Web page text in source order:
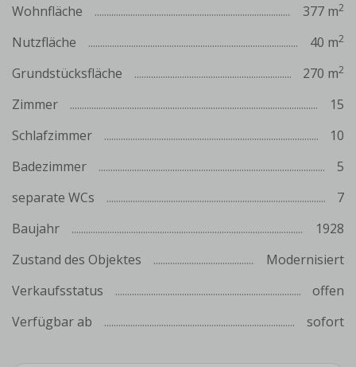
Wohnfläche
377 m2
Nutzfläche 40 m2
Grundstücksfläche 270 m2
Zimmer
15
Schlafzimmer
10
Badezimmer
5
separate WCs
7
Baujahr
1928
Zustand des Objektes
Modernisiert
Verkaufsstatus
offen
Verfügbar ab
sofort